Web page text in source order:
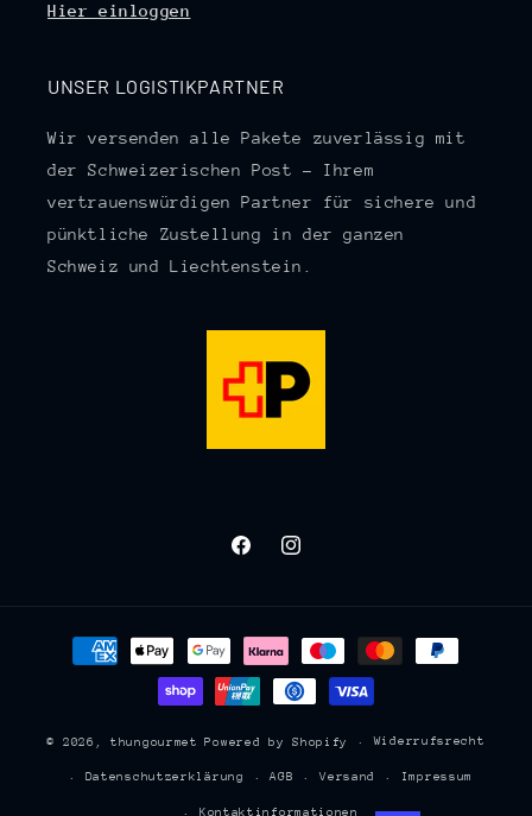
Hier einloggen
UNSER LOGISTIKPARTNER
Wir versenden alle Pakete zuverlässig mit
der Schweizerischen Post – Ihrem
vertrauenswürdigen Partner für sichere und
pünktliche Zustellung in der ganzen
Schweiz und Liechtenstein.
FacebookInstagram
Zahlungsmethoden
© 2026,thungourmet Powered by Shopify Widerrufsrecht
Datenschutzerklärung AGB Versand Impressum
Kontaktinformationen